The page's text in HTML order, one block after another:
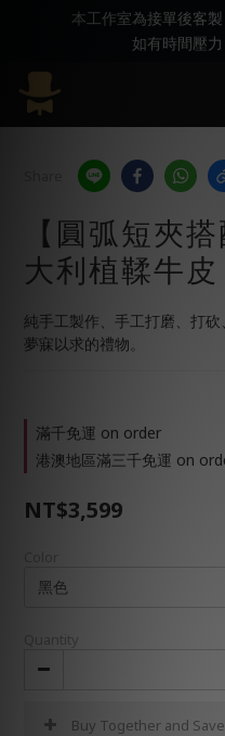
【圓弧短夾
大利植鞣牛皮
純手工製作、手工打磨、打
夢寐以求的禮物。
滿千免運 on order
港澳地區滿三千免運 on
NT$3,599
Quantity
Buy Together and
本工作室為接單後客
如有時間壓